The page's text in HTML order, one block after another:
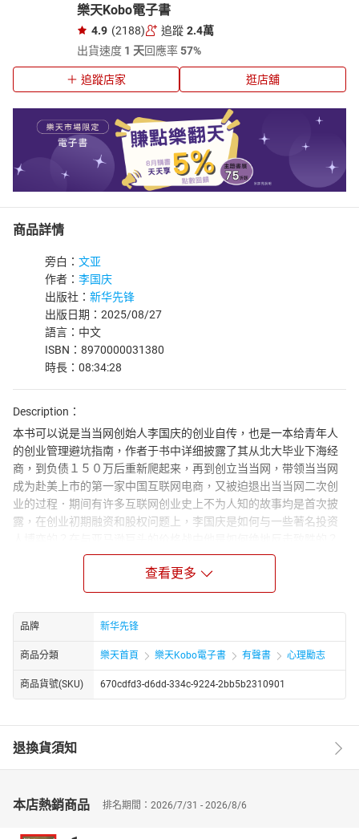
樂天Kobo電子書
4.9 (2188) 追蹤 2.4萬
出貨速度 1 天回應率57%
追蹤店家 逛店舖
商品詳情
旁白： 文亚
作者： 李国庆
出版社： 新华先锋
出版日期：2025/08/27
語言：中文
ISBN：8970000031380
時長：08:34:28
Description：
本书可以说是当当网创始人李国庆的创业自传，也是一本给青年人
的创业管理避坑指南，作者于书中详细披露了其从北大毕业下海经
商，到负债１５０万后重新爬起来，再到创立当当网，带领当当网
成为赴美上市的第一家中国互联网电商，又被迫退出当当网二次创
业的过程．期间有许多互联网创业史上不为人知的故事均是首次披
露，在创业初期融资和股权问题上，李国庆是如何与一些著名投资
当京东涉足图书业务时，李国庆又是如何与京东较劲，争夺市场
除了其商业人生和互联网大佬们神仙打架的故事外，李国庆以自己
亲身经历现身说法，不回避，不藏着，在如何寻找找合伙人、选人
用人、融资管理、股权分配、企业战略布局、商业模式设计等各个
商业实战中的底层逻辑分享给大家。这里面有其几十年来用真金白
银摸爬滚打买来的经验，同时也有失败和血的教训。
在书中你可以听到成功者的故事，更能听到遇到困难、挑战和挫折
的时候一个创业者是如何勇于面对的！这本书献给所有面对困境，
李国庆，当当网创始人，早晚读书董事长。
查看更多
品牌 新华先锋
商品分類 樂天首頁 樂天Kobo電子書 有聲書 心理勵志
商品貨號(SKU) 670cdfd3-d6dd-334c-9224-2bb5b2310901
退換貨須知
本店熱銷商品 排名期間：2026/7/31 - 2026/8/6